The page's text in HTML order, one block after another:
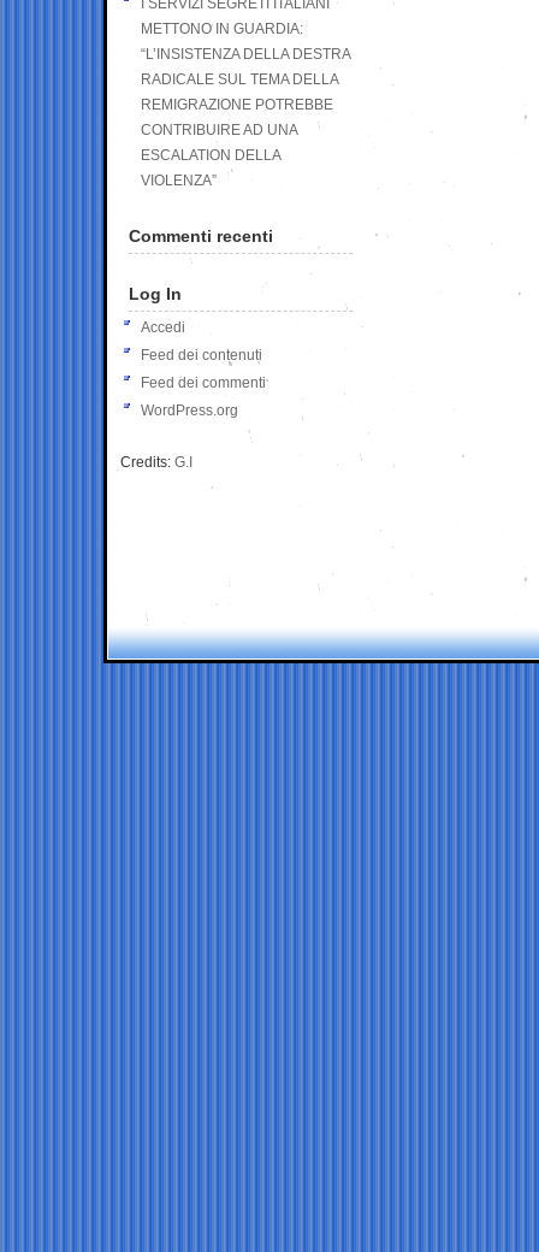
I SERVIZI SEGRETI ITALIANI
METTONO IN GUARDIA:
“L’INSISTENZA DELLA DESTRA
RADICALE SUL TEMA DELLA
REMIGRAZIONE POTREBBE
CONTRIBUIRE AD UNA
ESCALATION DELLA
VIOLENZA”
Commenti recenti
Log In
Accedi
Feed dei contenuti
Feed dei commenti
WordPress.org
Credits: G.I